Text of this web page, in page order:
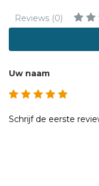
Reviews (0)
Uw naam
Schrijf de eerste